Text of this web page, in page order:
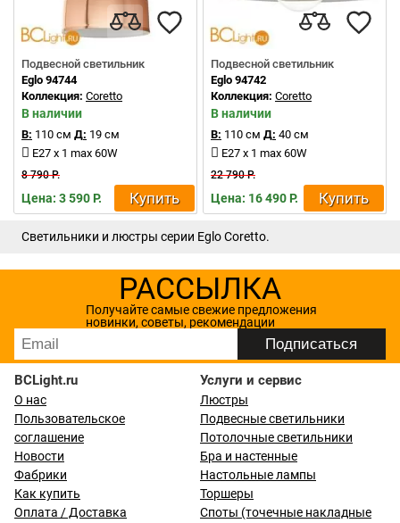
Подвесной светильник
Eglo 94744
Коллекция: Coretto
В наличии
В: 110 см Д: 19 см
E27 x 1 max 60W
8 790 Р.
Цена: 3 590 Р. Купить
Подвесной светильник
Eglo 94742
Коллекция: Coretto
В наличии
В: 110 см Д: 40 см
E27 x 1 max 60W
22 790 Р.
Цена: 16 490 Р. Купить
Светильники и люстры серии Eglo Coretto.
РАССЫЛКА
Получайте самые свежие предложения
новинки, советы, рекомендации
BCLight.ru
О нас
Пользовательское
соглашение
Новости
Фабрики
Как купить
Оплата / Доставка
Услуги и сервис
Люстры
Подвесные светильники
Потолочные светильники
Бра и настенные
Настольные лампы
Торшеры
Споты (точечные накладные